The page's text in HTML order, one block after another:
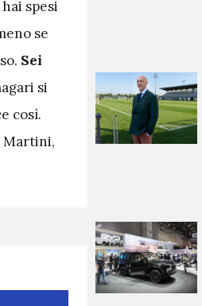
spesi
se
Sei
si
così.
Martini,